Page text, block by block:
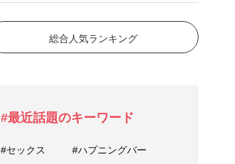
総合人気ランキング
#最近話題のキーワード
#セックス #ハプニングバー